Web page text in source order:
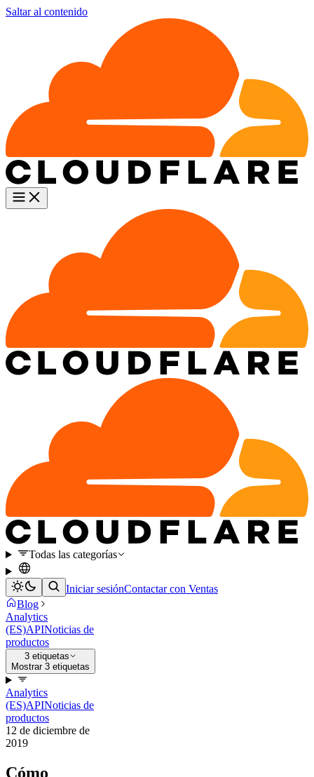
Saltar al contenido
Todas las categorías
Iniciar sesiónContactar con Ventas
Blog
Analytics
(ES)APINoticias de
productos
3 etiquetas
Mostrar 3 etiquetas
Analytics
(ES)APINoticias de
productos
12 de diciembre de
2019
Cómo